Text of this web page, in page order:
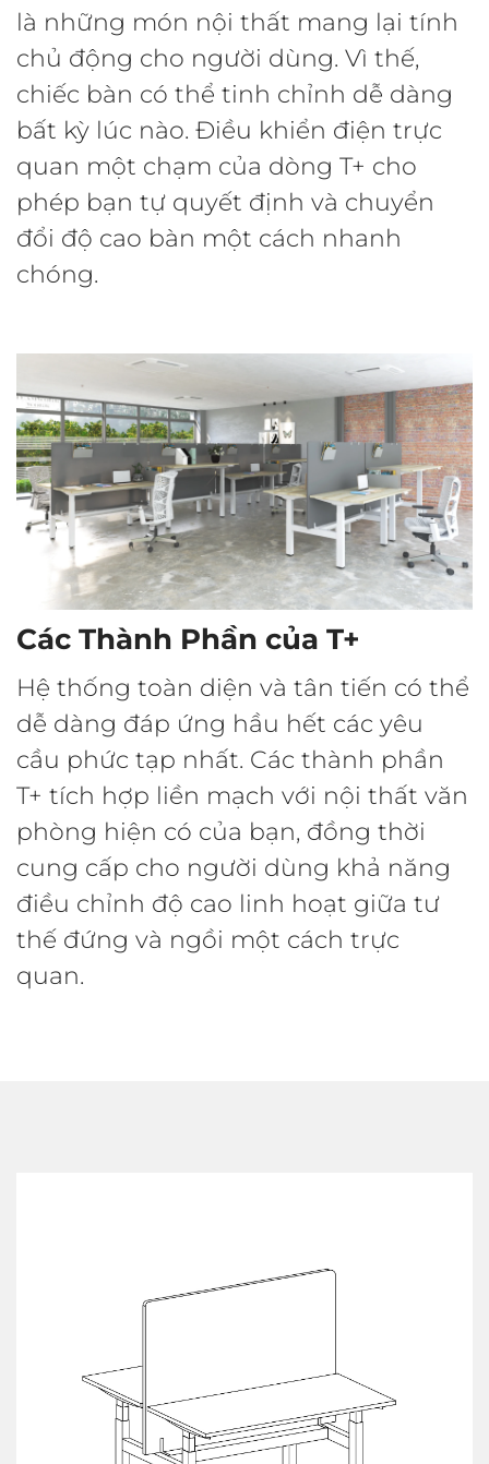
là những món nội thất mang lại tính
chủ động cho người dùng. Vì thế,
chiếc bàn có thể tinh chỉnh dễ dàng
bất kỳ lúc nào. Điều khiển điện trực
quan một chạm của dòng T+ cho
phép bạn tự quyết định và chuyển
đổi độ cao bàn một cách nhanh
chóng.
Các Thành Phần của T+
Hệ thống toàn diện và tân tiến có thể
dễ dàng đáp ứng hầu hết các yêu
cầu phức tạp nhất. Các thành phần
T+ tích hợp liền mạch với nội thất văn
phòng hiện có của bạn, đồng thời
cung cấp cho người dùng khả năng
điều chỉnh độ cao linh hoạt giữa tư
thế đứng và ngồi một cách trực
quan.